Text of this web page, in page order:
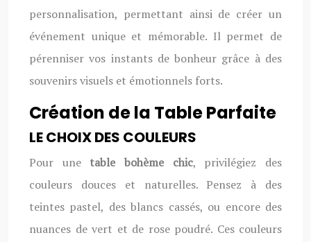
personnalisation, permettant ainsi de créer un
événement unique et mémorable. Il permet de
pérenniser vos instants de bonheur grâce à des
souvenirs visuels et émotionnels forts.
Création de la Table Parfaite
LE CHOIX DES COULEURS
Pour unetable bohème chic, privilégiez des
couleurs douces et naturelles. Pensez à des
teintes pastel, des blancs cassés, ou encore des
nuances de vert et de rose poudré. Ces couleurs